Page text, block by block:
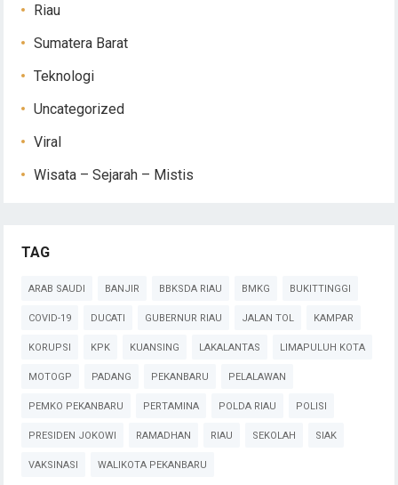
Riau
Sumatera Barat
Teknologi
Uncategorized
Viral
Wisata – Sejarah – Mistis
TAG
ARAB SAUDI BANJIR BBKSDA RIAU BMKG BUKITTINGGI
COVID-19 DUCATI GUBERNUR RIAU JALAN TOL KAMPAR
KORUPSI KPK KUANSING LAKALANTAS LIMAPULUH KOTA
MOTOGP PADANG PEKANBARU PELALAWAN
PEMKO PEKANBARU PERTAMINA POLDA RIAU POLISI
PRESIDEN JOKOWI RAMADHAN RIAU SEKOLAH SIAK
VAKSINASI WALIKOTA PEKANBARU